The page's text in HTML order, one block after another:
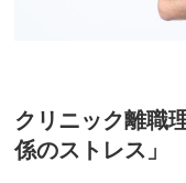
クリニック離職
係のストレス」